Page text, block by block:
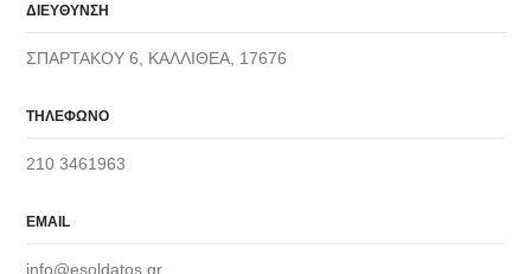
ΔΙΕΥΘΥΝΣΗ
ΣΠΑΡΤΑΚΟΥ 6, ΚΑΛΛΙΘΕΑ, 17676
ΤΗΛΕΦΩΝΟ
210 3461963
EMAIL
info@esoldatos.gr